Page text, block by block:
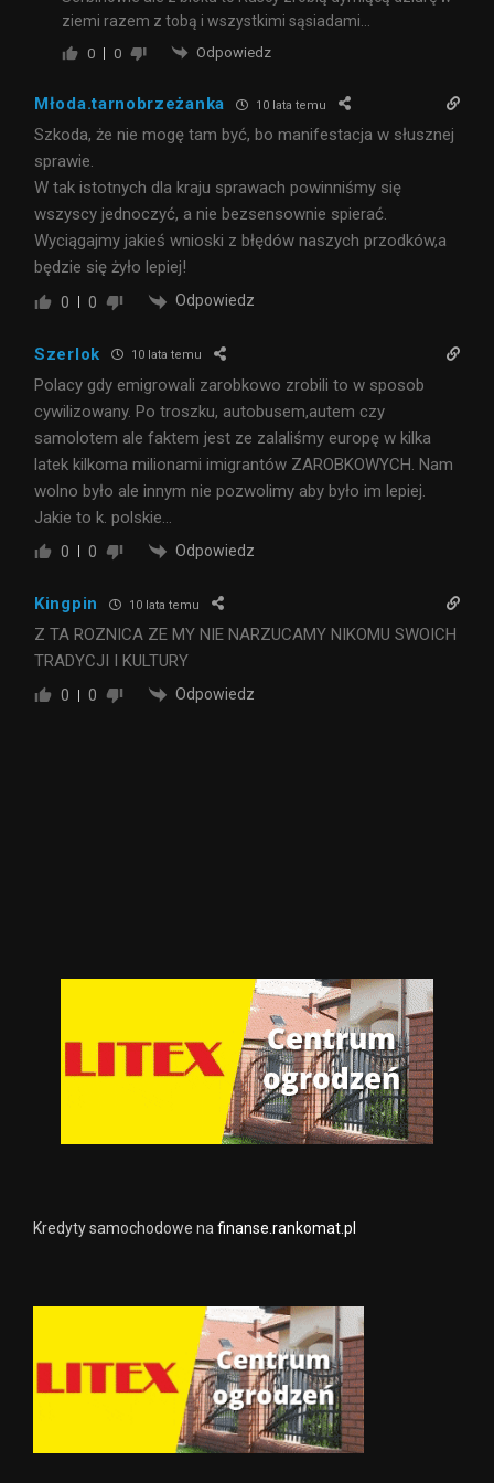
ziemi razem z tobą i wszystkimi sąsiadami…
0 0 Odpowiedz
Młoda.tarnobrzeżanka 10 lata temu
Szkoda, że nie mogę tam być, bo manifestacja w słusznej
sprawie.
W tak istotnych dla kraju sprawach powinniśmy się
wszyscy jednoczyć, a nie bezsensownie spierać.
Wyciągajmy jakieś wnioski z błędów naszych przodków,a
będzie się żyło lepiej!
0 0 Odpowiedz
Szerlok 10 lata temu
Polacy gdy emigrowali zarobkowo zrobili to w sposob
cywilizowany. Po troszku, autobusem,autem czy
samolotem ale faktem jest ze zalaliśmy europę w kilka
latek kilkoma milionami imigrantów ZAROBKOWYCH. Nam
wolno było ale innym nie pozwolimy aby było im lepiej.
Jakie to k. polskie…
0 0 Odpowiedz
Kingpin 10 lata temu
Z TA ROZNICA ZE MY NIE NARZUCAMY NIKOMU SWOICH
TRADYCJI I KULTURY
0 0 Odpowiedz
Kredyty samochodowe nafinanse.rankomat.pl